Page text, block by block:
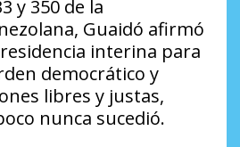
y 350 de la
Guaidó afirmó
interina para
democrático y
libres y justas,
nunca sucedió.